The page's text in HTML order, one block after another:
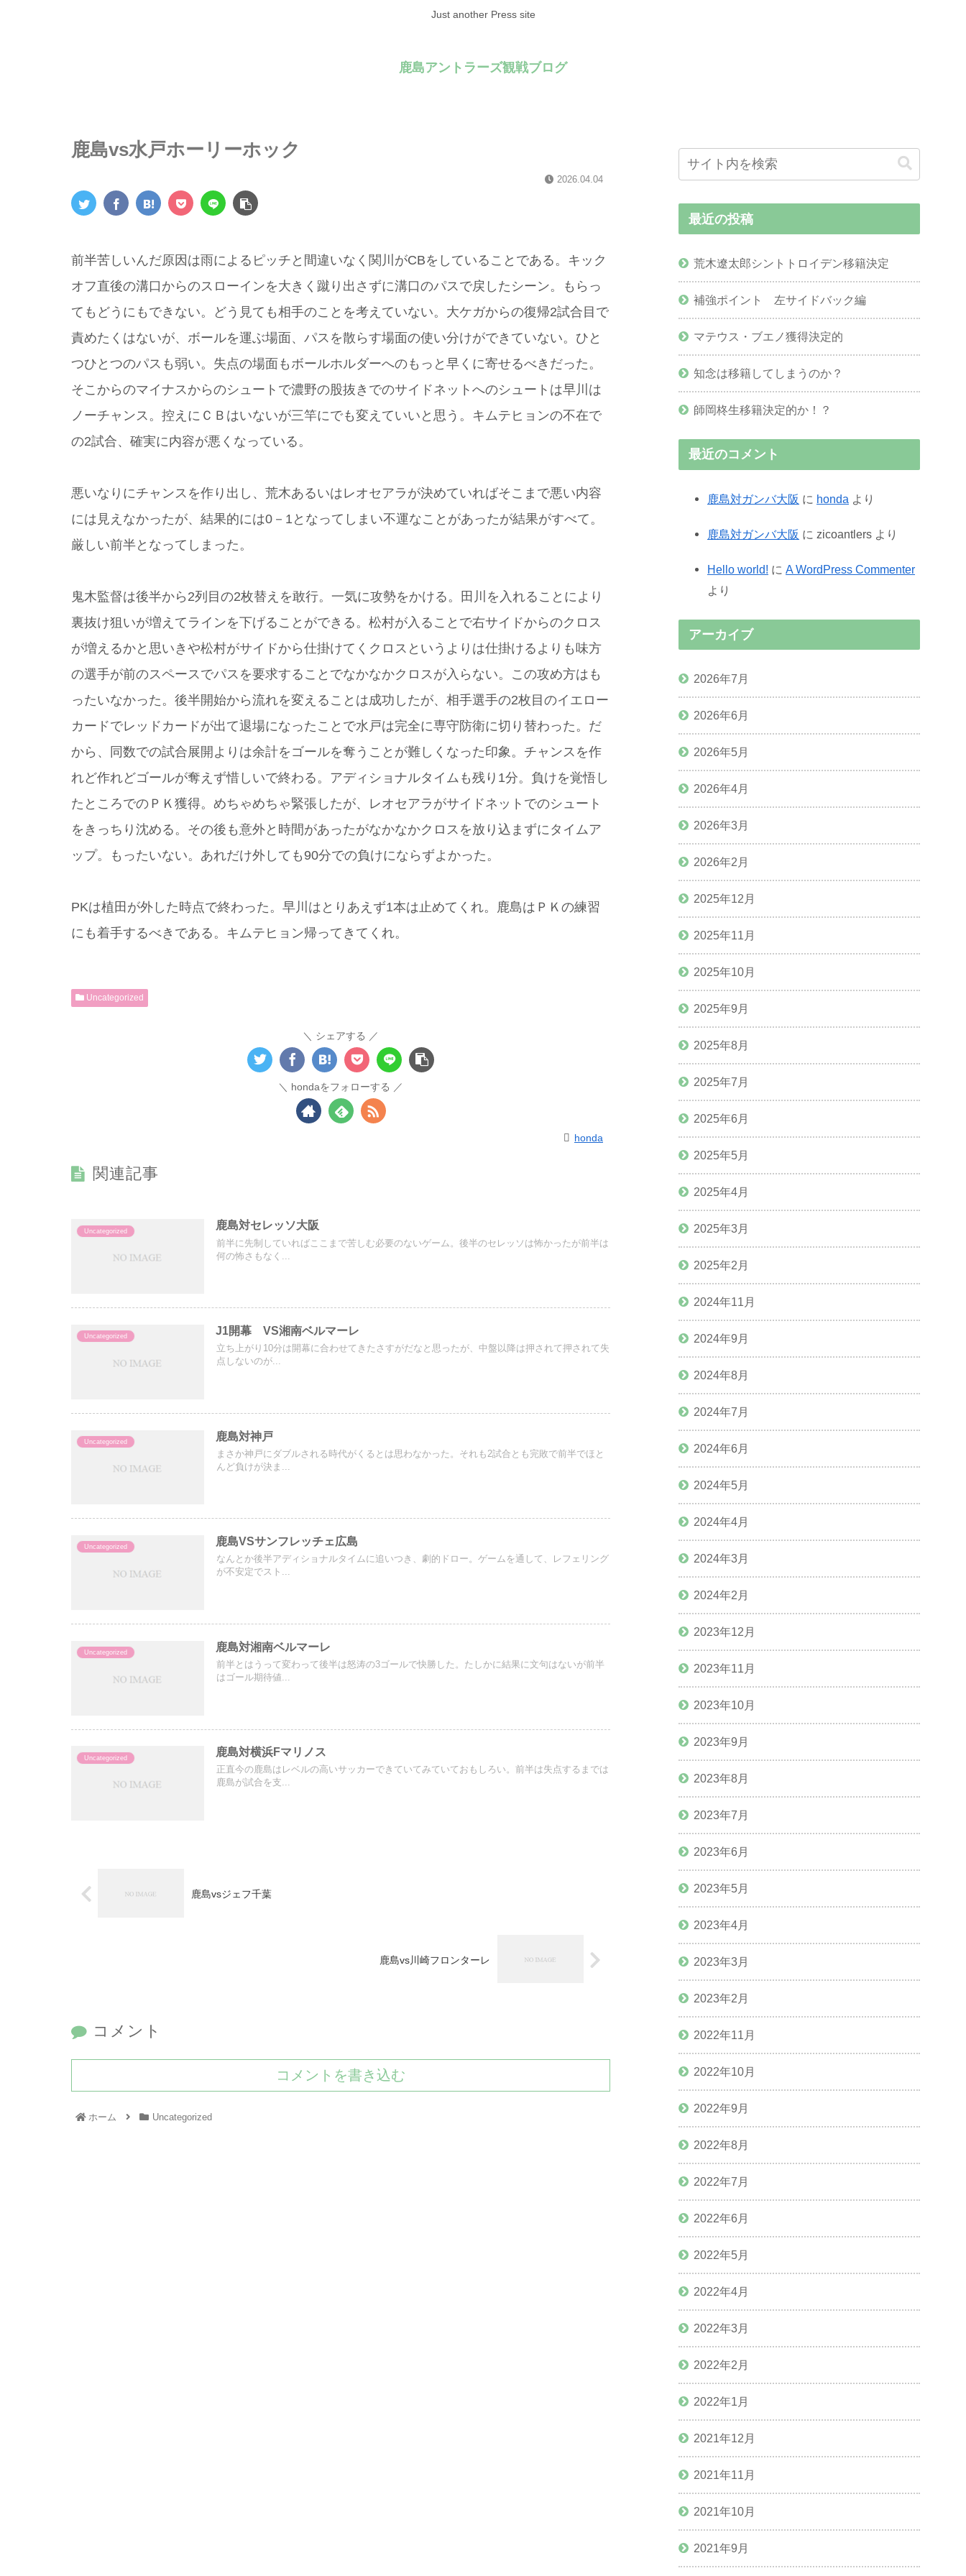
Just another Press site
鹿島アントラーズ観戦ブログ
鹿島vs水戸ホーリーホック
2026.04.04
前半苦しいんだ原因は雨によるピッチと間違いなく関川がCBをしていることである。キック
オフ直後の溝口からのスローインを大きく蹴り出さずに溝口のパスで戻したシーン。もらっ
てもどうにもできない。どう見ても相手のことを考えていない。大ケガからの復帰2試合目で
責めたくはないが、ボールを運ぶ場面、パスを散らす場面の使い分けができていない。ひと
つひとつのパスも弱い。失点の場面もボールホルダーへのもっと早くに寄せるべきだった。
そこからのマイナスからのシュートで濃野の股抜きでのサイドネットへのシュートは早川は
ノーチャンス。控えにＣＢはいないが三竿にでも変えていいと思う。キムテヒョンの不在で
の2試合、確実に内容が悪くなっている。
悪いなりにチャンスを作り出し、荒木あるいはレオセアラが決めていればそこまで悪い内容
には見えなかったが、結果的には0－1となってしまい不運なことがあったが結果がすべて。
厳しい前半となってしまった。
鬼木監督は後半から2列目の2枚替えを敢行。一気に攻勢をかける。田川を入れることにより
裏抜け狙いが増えてラインを下げることができる。松村が入ることで右サイドからのクロス
が増えるかと思いきや松村がサイドから仕掛けてくクロスというよりは仕掛けるよりも味方
の選手が前のスペースでパスを要求することでなかなかクロスが入らない。この攻め方はも
ったいなかった。後半開始から流れを変えることは成功したが、相手選手の2枚目のイエロー
カードでレッドカードが出て退場になったことで水戸は完全に専守防衛に切り替わった。だ
から、同数での試合展開よりは余計をゴールを奪うことが難しくなった印象。チャンスを作
れど作れどゴールが奪えず惜しいで終わる。アディショナルタイムも残り1分。負けを覚悟し
たところでのＰＫ獲得。めちゃめちゃ緊張したが、レオセアラがサイドネットでのシュート
をきっちり沈める。その後も意外と時間があったがなかなかクロスを放り込まずにタイムア
ップ。もったいない。あれだけ外しても90分での負けにならずよかった。
PKは植田が外した時点で終わった。早川はとりあえず1本は止めてくれ。鹿島はＰＫの練習
にも着手するべきである。キムテヒョン帰ってきてくれ。
Uncategorized
シェアする
hondaをフォローする
honda
関連記事
Uncategorized 鹿島対セレッソ大阪
前半に先制していればここまで苦しむ必要のないゲーム。後半のセレッソは怖かったが前半は
何の怖さもなく...
Uncategorized J1開幕 VS湘南ベルマーレ
立ち上がり10分は開幕に合わせてきたさすがだなと思ったが、中盤以降は押されて押されて失
点しないのが...
Uncategorized 鹿島対神戸
まさか神戸にダブルされる時代がくるとは思わなかった。それも2試合とも完敗で前半でほと
んど負けが決ま...
Uncategorized 鹿島VSサンフレッチェ広島
なんとか後半アディショナルタイムに追いつき、劇的ドロー。ゲームを通して、レフェリング
が不安定でスト...
Uncategorized 鹿島対湘南ベルマーレ
前半とはうって変わって後半は怒涛の3ゴールで快勝した。たしかに結果に文句はないが前半
はゴール期待値...
Uncategorized 鹿島対横浜Fマリノス
正直今の鹿島はレベルの高いサッカーできていてみていておもしろい。前半は失点するまでは
鹿島が試合を支...
鹿島vsジェフ千葉
鹿島vs川崎フロンターレ
コメント
コメントを書き込む
ホーム Uncategorized
最近の投稿
荒木遼太郎シントトロイデン移籍決定
補強ポイント 左サイドバック編
マテウス・ブエノ獲得決定的
知念は移籍してしまうのか？
師岡柊生移籍決定的か！？
最近のコメント
鹿島対ガンバ大阪 に honda より
鹿島対ガンバ大阪 に zicoantlers より
Hello world! に A WordPress Commenter
より
アーカイブ
2026年7月
2026年6月
2026年5月
2026年4月
2026年3月
2026年2月
2025年12月
2025年11月
2025年10月
2025年9月
2025年8月
2025年7月
2025年6月
2025年5月
2025年4月
2025年3月
2025年2月
2024年11月
2024年9月
2024年8月
2024年7月
2024年6月
2024年5月
2024年4月
2024年3月
2024年2月
2023年12月
2023年11月
2023年10月
2023年9月
2023年8月
2023年7月
2023年6月
2023年5月
2023年4月
2023年3月
2023年2月
2022年11月
2022年10月
2022年9月
2022年8月
2022年7月
2022年6月
2022年5月
2022年4月
2022年3月
2022年2月
2022年1月
2021年12月
2021年11月
2021年10月
2021年9月